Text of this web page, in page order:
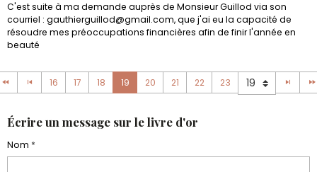
C'est suite à ma demande auprès de Monsieur Guillod via son
courriel : gauthierguillod@gmail.com, que j'ai eu la capacité de
résoudre mes préoccupations financières afin de finir l'année en
beauté
16 17 18 19 20 21 22 23
Écrire un message sur le livre d'or
Nom